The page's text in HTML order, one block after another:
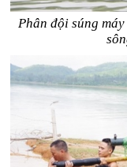
Phân đội súng